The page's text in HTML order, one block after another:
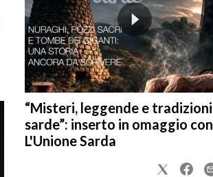
“Misteri, leggende e tradizioni
sarde”: inserto in omaggio con
L'Unione Sarda